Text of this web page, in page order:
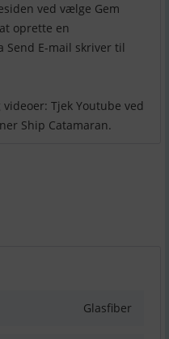
ved vælge Gem
oprette en
Send E-mail skriver til
Tjek Youtube ved
Ship Catamaran.
Glasfiber